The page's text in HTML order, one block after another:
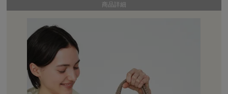
商品詳細